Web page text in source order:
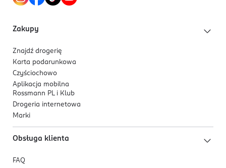
ROSSMANN SDP SP. z o.o.
91-222 Łódź
Kod EAN
4 067971 053844
Zakupy
Znajdź drogerię
Karta podarunkowa
Czyściochowo
Aplikacja mobilna
Rossmann PL i Klub
Drogeria internetowa
Marki
Obsługa klienta
FAQ